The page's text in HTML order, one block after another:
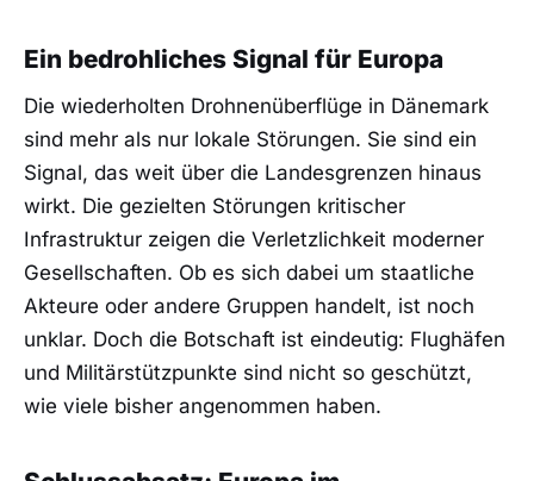
Ein bedrohliches Signal für Europa
Die wiederholten Drohnenüberflüge in Dänemark
sind mehr als nur lokale Störungen. Sie sind ein
Signal, das weit über die Landesgrenzen hinaus
wirkt. Die gezielten Störungen kritischer
Infrastruktur zeigen die Verletzlichkeit moderner
Gesellschaften. Ob es sich dabei um staatliche
Akteure oder andere Gruppen handelt, ist noch
unklar. Doch die Botschaft ist eindeutig: Flughäfen
und Militärstützpunkte sind nicht so geschützt,
wie viele bisher angenommen haben.